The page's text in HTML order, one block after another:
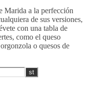
Marida a la perfección
de sus versiones,
con una tabla de
como el queso
o quesos de